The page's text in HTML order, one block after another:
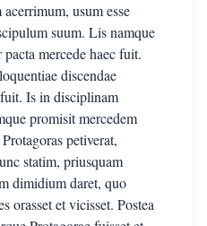
usum esse
suum. Lis namque
mercede haec fuit.
discendae
Is in disciplinam
promisit mercedem
petiverat,
statim, priusquam
dimidium daret, quo
orasset et vicisset. Postea